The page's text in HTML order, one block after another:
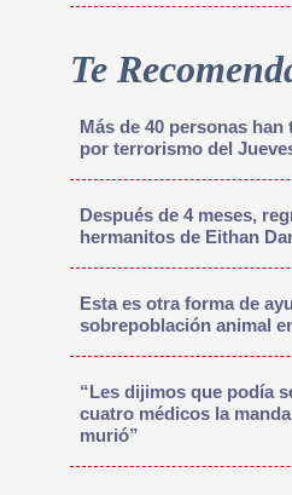
Te
Más de 40 personas
por terrorismo del
Después de 4 meses,
hermanitos de Eithan
Esta es otra forma de
sobrepoblación animal
“Les dijimos que podía
cuatro médicos la
murió”